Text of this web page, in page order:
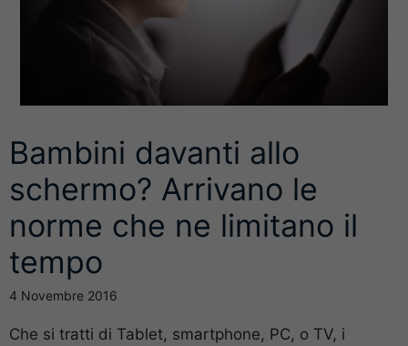
Bambini davanti allo
schermo? Arrivano le
norme che ne limitano il
tempo
4 Novembre 2016
Che si tratti di Tablet, smartphone, PC, o TV, i